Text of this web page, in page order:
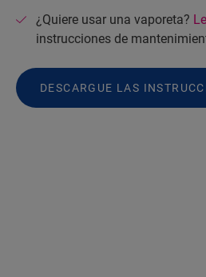
¿Quiere usar una vaporeta?
instrucciones de
DESCARGUE LAS